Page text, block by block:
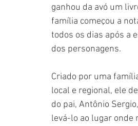
ganhou da avó um
família começou a
todos os dias após a
dos personagens.
Criado por uma
local e regional, ele
do pai, Antônio
levá-lo ao lugar onde